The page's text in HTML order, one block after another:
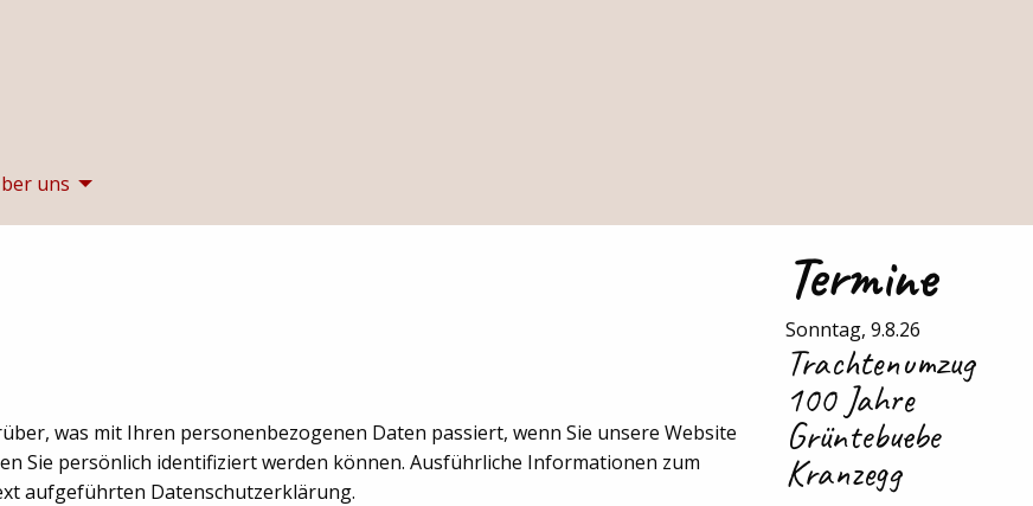
uns
was mit Ihren personenbezogenen Daten passiert, wenn Sie unsere Website
Sie persönlich identifiziert werden können. Ausführliche Informationen zum
aufgeführten Datenschutzerklärung.
Termine
Sonntag, 9.8.26
Trachtenumzug
100 Jahre
Grüntebuebe
Kranzegg